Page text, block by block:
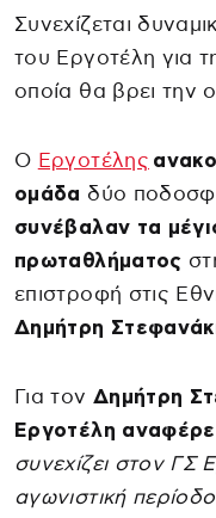
Συνεχίζεται
του Εργοτέλη για
οποία θα βρει την
Ο Εργοτέλης
ομάδα δύο
συνέβαλαν τα
πρωταθλήματος
επιστροφή στις
Δημήτρη
Για τον Δημήτρη
Εργοτέλη
συνεχίζει στον ΓΣ
αγωνιστική